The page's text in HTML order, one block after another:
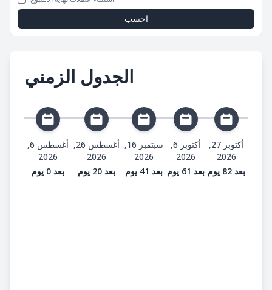
احسب
الجدول الزمني
أغسطس 6,
2026
بعد 0 يوم
أغسطس 26,
2026
بعد 20 يوم
سبتمبر 16,
2026
بعد 41 يوم
أكتوبر 6,
2026
بعد 61 يوم
أكتوبر 27,
2026
بعد 82 يوم